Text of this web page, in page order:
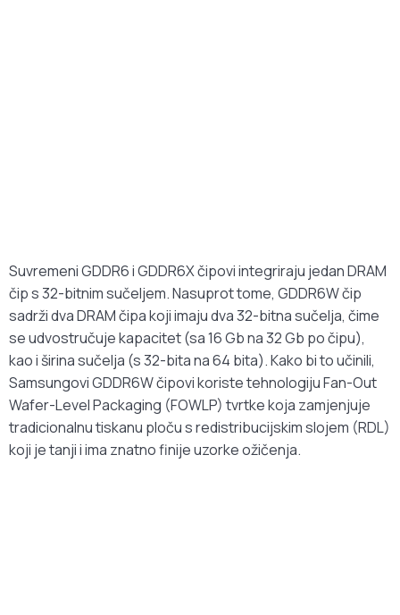
Suvremeni GDDR6 i GDDR6X čipovi integriraju jedan DRAM
čip s 32-bitnim sučeljem. Nasuprot tome, GDDR6W čip
sadrži dva DRAM čipa koji imaju dva 32-bitna sučelja, čime
se udvostručuje kapacitet (sa 16 Gb na 32 Gb po čipu),
kao i širina sučelja (s 32-bita na 64 bita). Kako bi to učinili,
Samsungovi GDDR6W čipovi koriste tehnologiju Fan-Out
Wafer-Level Packaging (FOWLP) tvrtke koja zamjenjuje
tradicionalnu tiskanu ploču s redistribucijskim slojem (RDL)
koji je tanji i ima znatno finije uzorke ožičenja.